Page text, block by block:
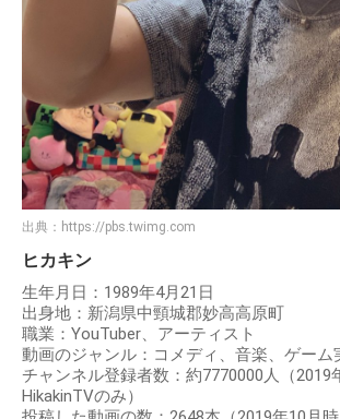
出典： https://pbs.twimg.com
ヒカキン
生年月日：1989年4月21日
出身地：新潟県中頸城郡妙高高原町
職業：YouTuber、アーティスト
動画のジャンル：コメディ、音楽、ゲーム
チャンネル登録者数：約7770000人（2019
HikakinTVのみ）